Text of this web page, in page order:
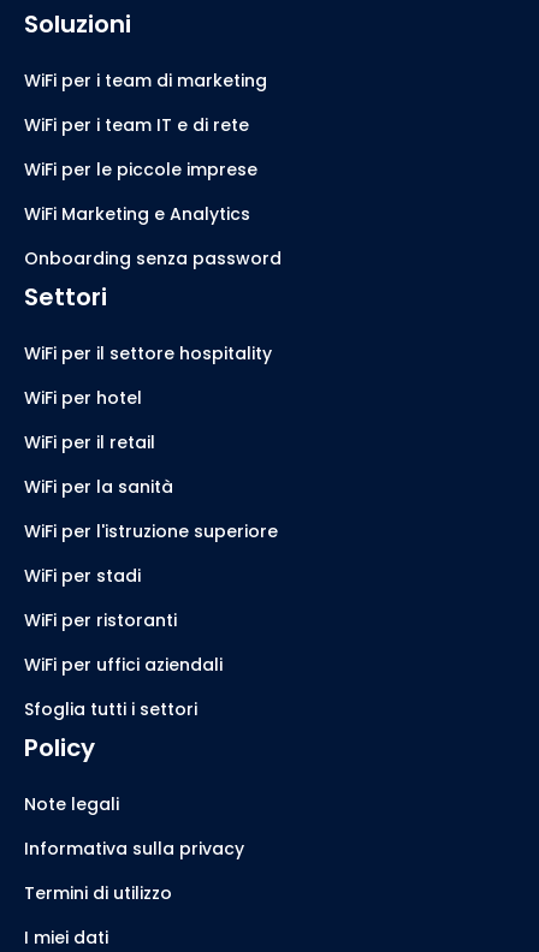
Soluzioni
WiFi per i team di marketing
WiFi per i team IT e di rete
WiFi per le piccole imprese
WiFi Marketing e Analytics
Onboarding senza password
Settori
WiFi per il settore hospitality
WiFi per hotel
WiFi per il retail
WiFi per la sanità
WiFi per l'istruzione superiore
WiFi per stadi
WiFi per ristoranti
WiFi per uffici aziendali
Sfoglia tutti i settori
Policy
Note legali
Informativa sulla privacy
Termini di utilizzo
I miei dati